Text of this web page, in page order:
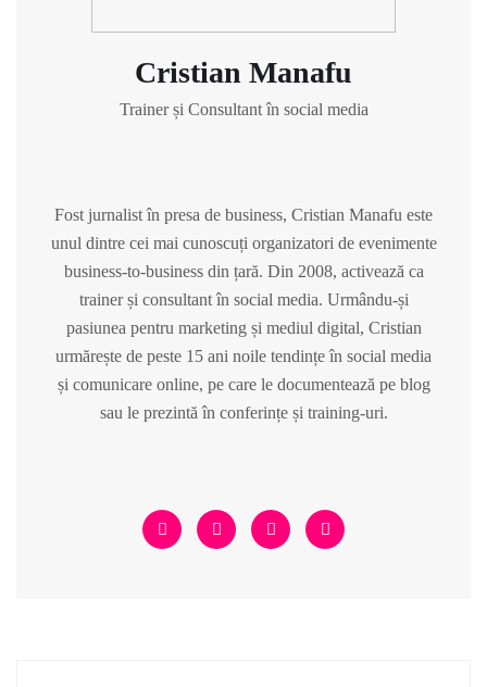
Cristian Manafu
Trainer și Consultant în social media
Fost jurnalist în presa de business, Cristian Manafu este
unul dintre cei mai cunoscuți organizatori de evenimente
business-to-business din țară. Din 2008, activează ca
trainer și consultant în social media. Urmându-și
pasiunea pentru marketing și mediul digital, Cristian
urmărește de peste 15 ani noile tendințe în social media
și comunicare online, pe care le documentează pe blog
sau le prezintă în conferințe și training-uri.